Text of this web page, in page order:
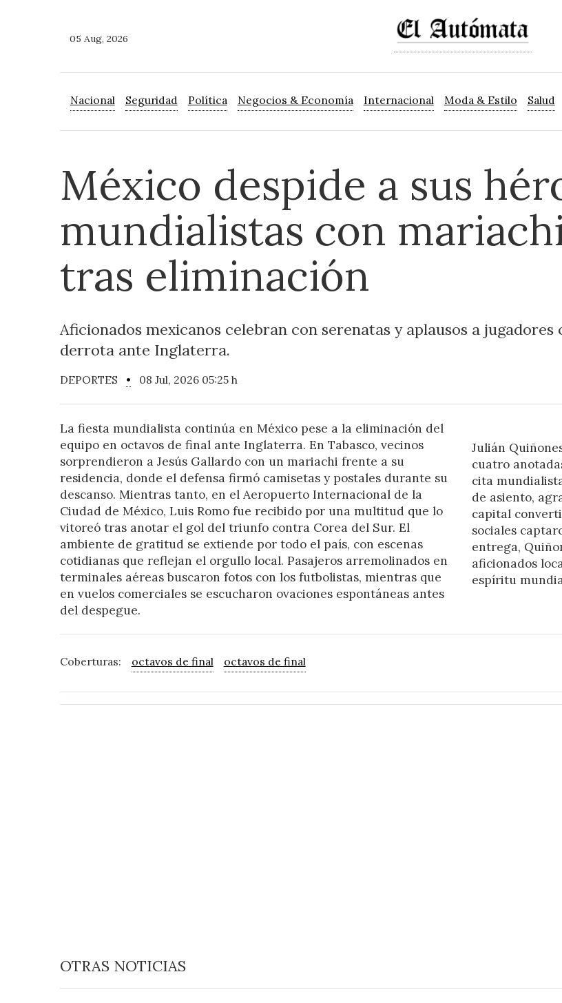
05 Aug, 2026
Nacional Seguridad Política Negocios & Economía Internacional Moda & Estilo Salud
México despide a sus
mundialistas con
tras eliminación
Aficionados mexicanos celebran con serenatas y aplausos a
derrota ante Inglaterra.
DEPORTES • 08 Jul, 2026 05:25 h
La fiesta mundialista continúa en México pese a la eliminación del
equipo en octavos de final ante Inglaterra. En Tabasco, vecinos
sorprendieron a Jesús Gallardo con un mariachi frente a su
residencia, donde el defensa firmó camisetas y postales durante su
descanso. Mientras tanto, en el Aeropuerto Internacional de la
Ciudad de México, Luis Romo fue recibido por una multitud que lo
vitoreó tras anotar el gol del triunfo contra Corea del Sur. El
ambiente de gratitud se extiende por todo el país, con escenas
cotidianas que reflejan el orgullo local. Pasajeros arremolinados en
terminales aéreas buscaron fotos con los futbolistas, mientras que
en vuelos comerciales se escucharon ovaciones espontáneas antes
del despegue.
Julián
cuatro
cita
de asiento,
capital
sociales
entrega,
aficionados
espíritu
Coberturas: octavos de final octavos de final
OTRAS NOTICIAS